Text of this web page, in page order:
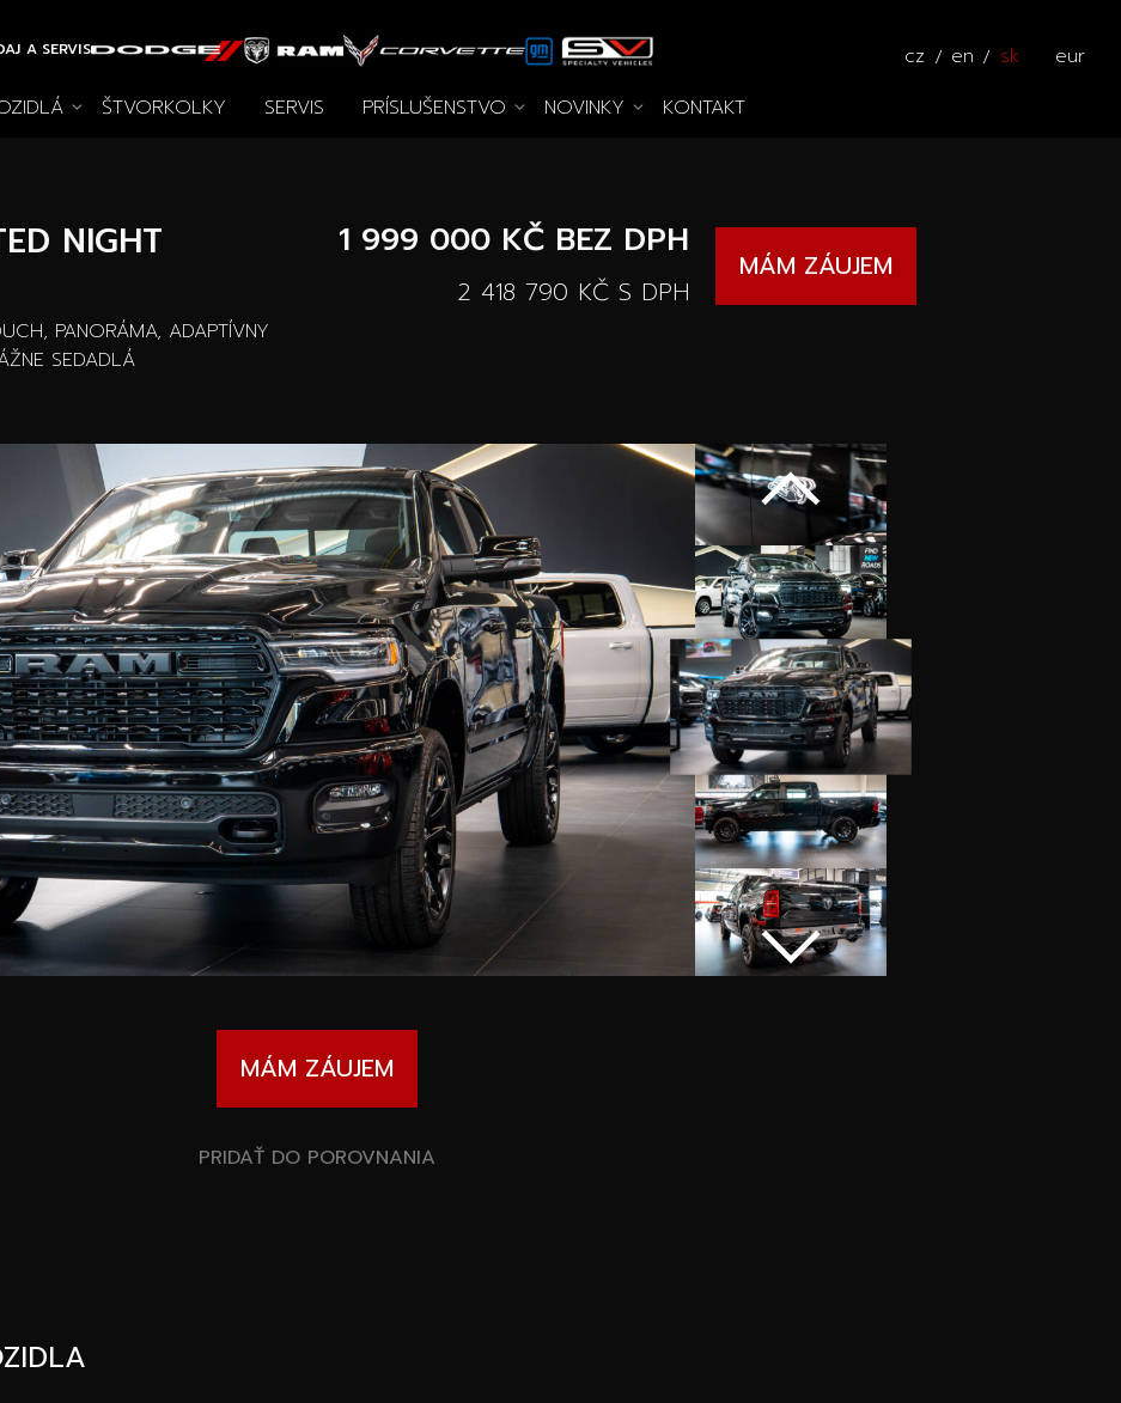
A SERVIS cz en sk
eur
Design
vozidlá
na ceste
ŠTVORKOLKY SERVIS PRÍSLUŠENSTVO NOVINKY KONTAKT
NIGHT
PANORÁMA, ADAPTÍVNY
SEDADLÁ
1 999 000 KČ BEZ DPH
2 418 790 KČ S DPH
MÁM ZÁUJEM
MÁM ZÁUJEM
PRIDAŤ DO POROVNANIA